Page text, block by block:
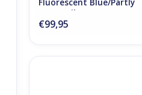
Fluorescent Blue/Partly
Sunny Silver
€99,95